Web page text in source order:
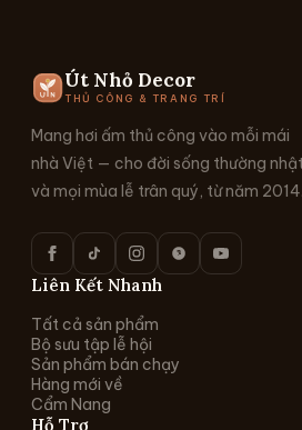
Út Nhỏ Decor
THỦ CÔNG & TRANG TRÍ
Mang hơi ấm thủ công vào mỗi mái
nhà Việt — cho đời sống thường
và mọi mùa lễ trân quý, từ năm 2014.
Liên Kết Nhanh
Tất cả sản phẩm
Bộ sưu tập lễ hội
Sản phẩm bán chạy
Hàng mới về
Cẩm Nang
Hỗ Trợ